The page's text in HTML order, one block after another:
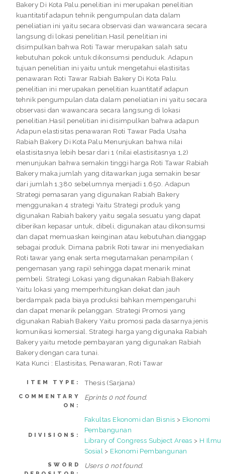
Bakery Di Kota Palu.penelitian ini merupakan penelitian
kuantitatif adapun tehnik pengumpulan data dalam
peneliatian ini yaitu secara observasi dan wawancara secara
langsung di lokasi penelitian.Hasil penelitian ini
disimpulkan bahwa Roti Tawar merupakan salah satu
kebutuhan pokok untuk dikonsumsi penduduk. Adapun
tujuan penelitian ini yaitu untuk mengetahui elastisitas
penawaran Roti Tawar Rabiah Bakery Di Kota Palu.
penelitian ini merupakan penelitian kuantitatif adapun
tehnik pengumpulan data dalam peneliatian ini yaitu secara
observasi dan wawancara secara langsung di lokasi
penelitian.Hasil penelitian ini disimpulkan bahwa adapun
Adapun elastisitas penawaran Roti Tawar Pada Usaha
Rabiah Bakery Di Kota Palu Menunjukan bahwa nilai
elastisitasnya lebih besar dari 1 (nilai elastisitasnya 1,2)
menunjukan bahwa semakin tinggi harga Roti Tawar Rabiah
Bakery maka jumlah yang ditawarkan juga semakin besar
dari jumlah 1.380 sebelumnya menjadi 1.650. Adapun
Strategi pemasaran yang digunakan Rabiah Bakery
menggunakan 4 strategi Yaitu Strategi produk yang
digunakan Rabiah bakery yaitu segala sesuatu yang dapat
diberikan kepasar untuk, dibeli, digunakan atau dikonsumsi
dan dapat memuaskan keinginan atau kebutuhan.dianggap
sebagai produk. Dimana pabrik Roti tawar ini menyediakan
Roti tawar yang enak serta megutamakan penampilan (
pengemasan yang rapi) sehingga dapat menarik minat
pembeli. Strategi Lokasi yang digunakan Rabiah Bakery
Yaitu lokasi yang memperhitungkan dekat dan jauh
berdampak pada biaya produksi bahkan mempengaruhi
dan dapat menarik pelanggan. Strategi Promosi yang
digunakan Rabiah Bakery Yaitu promosi pada dasarnya jenis
komunikasi komersial. Strategi harga yang digunaka Rabiah
Bakery yaitu metode pembayaran yang digunakan Rabiah
Bakery dengan cara tunai.
Kata Kunci : Elastisitas, Penawaran, Roti Tawar
ITEM TYPE: Thesis (Sarjana)
COMMENTARY
ON:
Eprints 0 not found.
DIVISIONS:
Fakultas Ekonomi dan Bisnis > Ekonomi
Pembangunan
Library of Congress Subject Areas > H Ilmu
Sosial > Ekonomi Pembangunan
SWORD
Users 0 not found.